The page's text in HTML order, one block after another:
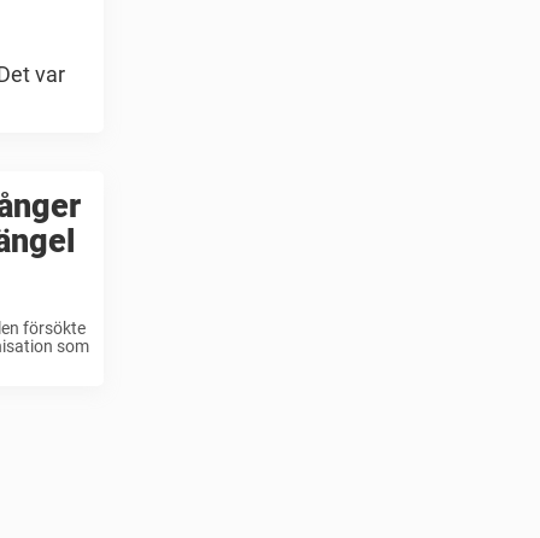
var
försökte
som